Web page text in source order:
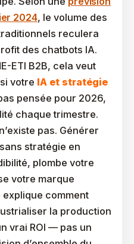
2024, le volume des
reculera
des chatbots IA.
ETI B2B, cela veut
votre IA et stratégie
pensée pour 2026,
chaque trimestre.
pas. Générer
stratégie en
plombe votre
votre marque
comment
la production
vrai ROI — pas un